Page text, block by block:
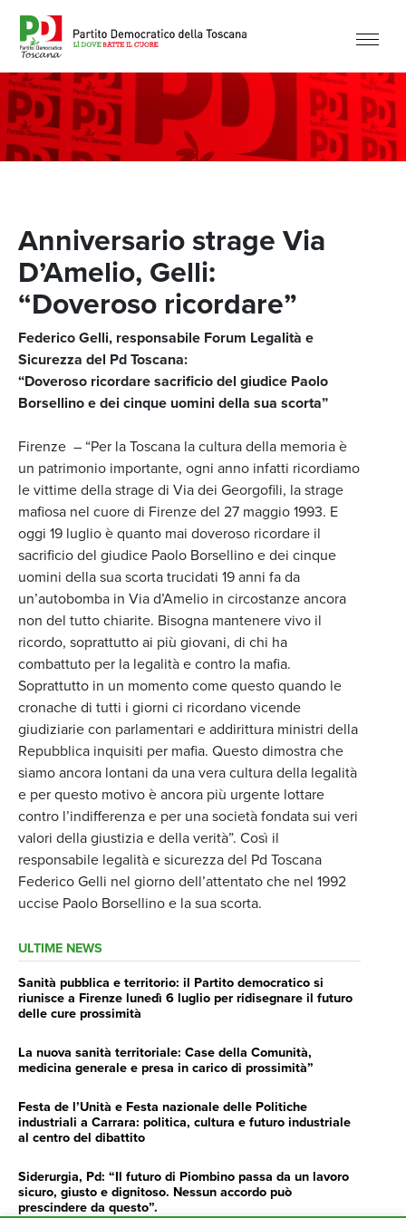
Anniversario strage Via
D’Amelio, Gelli:
“Doveroso ricordare”
Federico Gelli, responsabile Forum Legalità e
Sicurezza del Pd Toscana:
“Doveroso ricordare sacrificio del giudice Paolo
Borsellino e dei cinque uomini della sua scorta”
Firenze – “Per la Toscana la cultura della memoria è
un patrimonio importante, ogni anno infatti ricordiamo
le vittime della strage di Via dei Georgofili, la strage
mafiosa nel cuore di Firenze del 27 maggio 1993. E
oggi 19 luglio è quanto mai doveroso ricordare il
sacrificio del giudice Paolo Borsellino e dei cinque
uomini della sua scorta trucidati 19 anni fa da
un’autobomba in Via d’Amelio in circostanze ancora
non del tutto chiarite. Bisogna mantenere vivo il
ricordo, soprattutto ai più giovani, di chi ha
combattuto per la legalità e contro la mafia.
Soprattutto in un momento come questo quando le
cronache di tutti i giorni ci ricordano vicende
giudiziarie con parlamentari e addirittura ministri della
Repubblica inquisiti per mafia. Questo dimostra che
siamo ancora lontani da una vera cultura della legalità
e per questo motivo è ancora più urgente lottare
contro l’indifferenza e per una società fondata sui veri
valori della giustizia e della verità”. Così il
responsabile legalità e sicurezza del Pd Toscana
Federico Gelli nel giorno dell’attentato che nel 1992
uccise Paolo Borsellino e la sua scorta.
ULTIME NEWS
Sanità pubblica e territorio: il Partito democratico si
riunisce a Firenze lunedì 6 luglio per ridisegnare il futuro
delle cure prossimità
La nuova sanità territoriale: Case della Comunità,
medicina generale e presa in carico di prossimità”
Festa de l’Unità e Festa nazionale delle Politiche
industriali a Carrara: politica, cultura e futuro industriale
al centro del dibattito
Siderurgia, Pd: “Il futuro di Piombino passa da un lavoro
sicuro, giusto e dignitoso. Nessun accordo può
prescindere da questo”.